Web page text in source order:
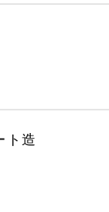
ト造